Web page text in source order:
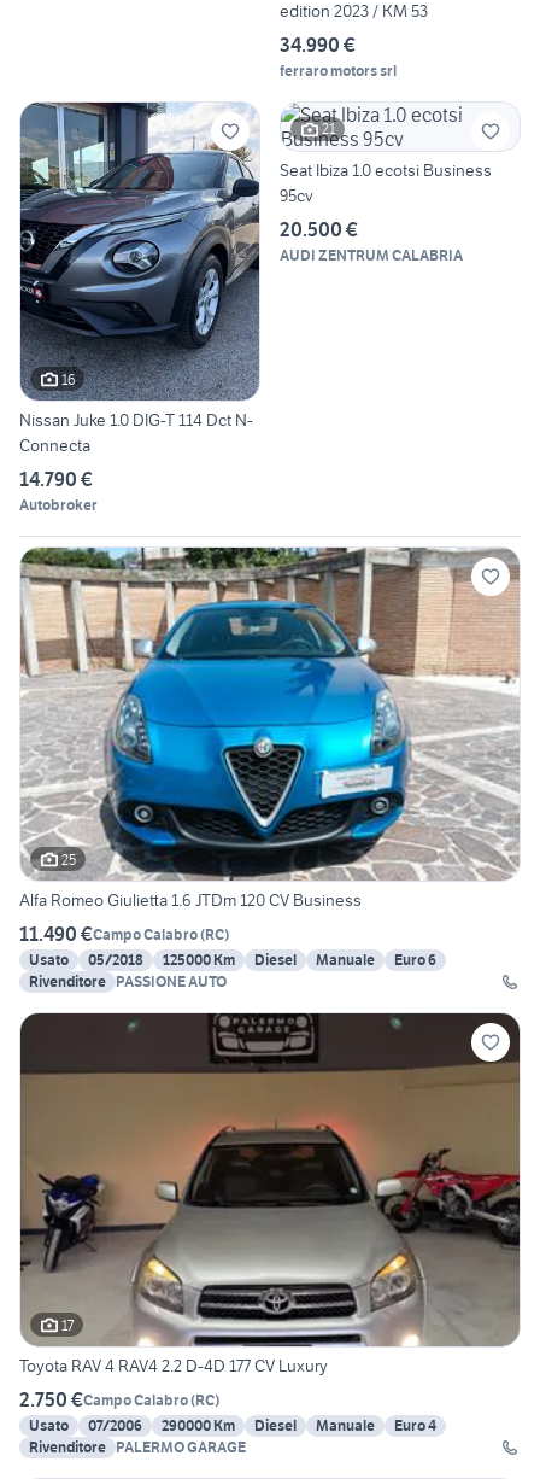
edition 2023 / KM 53
34.990 €
ferraro motors srl
16
Nissan Juke 1.0 DIG-T 114 Dct N-
Connecta
14.790 €
Autobroker
21
Seat Ibiza 1.0 ecotsi Business
95cv
20.500 €
AUDI ZENTRUM CALABRIA
25
Alfa Romeo Giulietta 1.6 JTDm 120 CV Business
11.490 €Campo Calabro(RC)
Usato
05/2018 125000 Km Diesel Manuale
Euro 6
Rivenditore PASSIONE AUTO
17
Toyota RAV 4 RAV4 2.2 D-4D 177 CV Luxury
2.750 €Campo Calabro(RC)
Usato
07/2006 290000 Km Diesel Manuale
Euro 4
Rivenditore PALERMO GARAGE